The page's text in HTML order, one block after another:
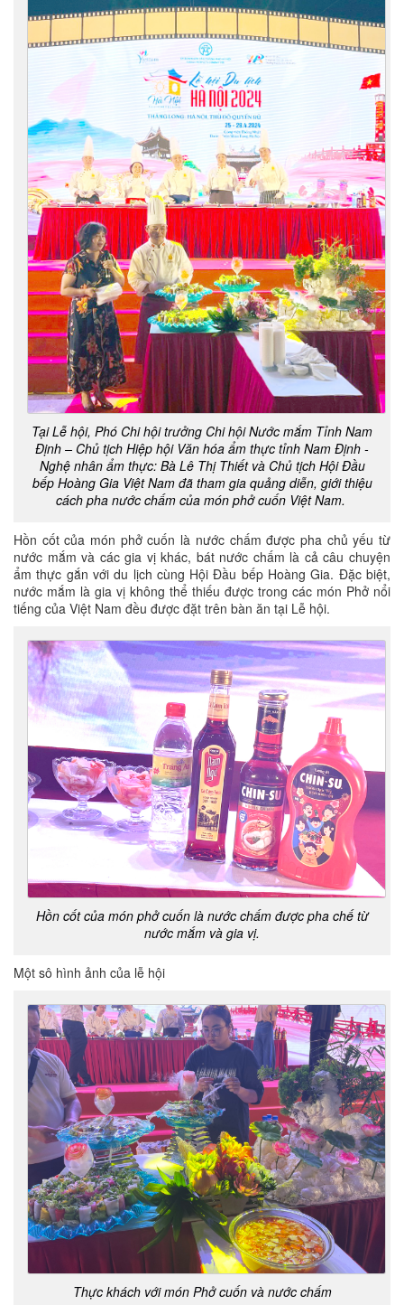
Tại Lễ hội, Phó Chi hội trưởng Chi hội Nước mắm Tỉnh Nam
Định – Chủ tịch Hiệp hội Văn hóa ẩm thực tỉnh Nam Định -
Nghệ nhân ẩm thực: Bà Lê Thị Thiết và Chủ tịch Hội Đầu
bếp Hoàng Gia Việt Nam đã tham gia quảng diễn, giới thiệu
cách pha nước chấm của món phở cuốn Việt Nam.
Hồn cốt của món phở cuốn là nước chấm được pha chủ yếu từ
nước mắm và các gia vị khác, bát nước chấm là cả câu chuyện
ẩm thực gắn với du lịch cùng Hội Đầu bếp Hoàng Gia. Đặc biệt,
nước mắm là gia vị không thể thiếu được trong các món Phở nổi
tiếng của Việt Nam đều được đặt trên bàn ăn tại Lễ hội.
Hồn cốt của món phở cuốn là nước chấm được pha chế từ
nước mắm và gia vị.
Một sô hình ảnh của lễ hội
Thực khách với món Phở cuốn và nước chấm